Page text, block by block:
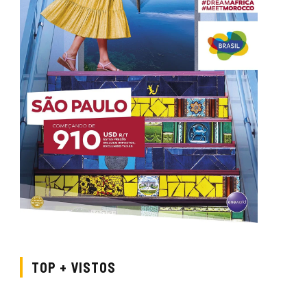
TOP + VISTOS